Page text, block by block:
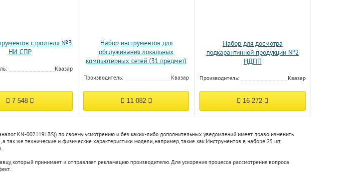
строителя №3
НИ СПР
Квазар
7 548
Набор инструментов для
обслуживания локальных
компьютерных сетей (31 предмет)
Производитель: Квазар
11 082
Набор для досмотра
подкарантинной продукции №2
НДПП
Производитель: Квазар
16 272
KN-002119LBS)) по своему усмотрению и без каких-либо дополнительных уведомлений имеет право изменить
так же технические и физические характеристики модели, например, такие как Инструментов в наборе:25 шт,
который принимает и отправляет рекламацию производителю. Для ускорения процесса рассмотрения вопроса